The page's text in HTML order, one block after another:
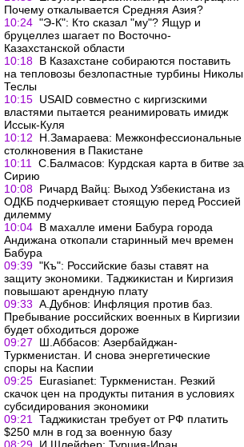
Почему откалывается Средняя Азия?
10:24 "Э-К": Кто сказал "му"? Ящур и
бруцеллез шагает по Восточно-
Казахстанской области
10:18 В Казахстане собираются поставить
на тепловозы безлопастные турбины Николы
Теслы
10:15 USAID совместно с киргизскими
властями пытается реанимировать имидж
Иссык-Куля
10:12
Н.Замараева: Межконфессиональные
столкновения в Пакистане
10:11
С.Балмасов: Курдская карта в битве за
Сирию
10:08 Ричард Вайц: Выход Узбекистана из
ОДКБ подчеркивает стоящую перед Россией
дилемму
10:04 В махалле имени Бабура города
Андижана откопали старинный меч времен
Бабура
09:39 "Къ": Российские базы ставят на
защиту экономики. Таджикистан и Киргизия
повышают арендную плату
09:33 А.Дубнов: Инфляция против баз.
Пребывание российских военных в Киргизии
будет обходиться дороже
09:27
Ш.Аббасов: Азербайджан-
Туркменистан. И снова энергетические
споры на Каспии
09:25 Еurasianet: Туркменистан. Резкий
скачок цен на продукты питания в условиях
субсидирования экономики
09:21
Таджикистан требует от РФ платить
$250 млн в год за военную базу